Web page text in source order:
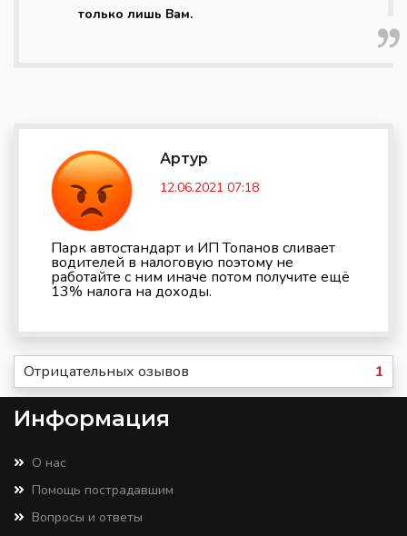
только лишь Вам.
Артур
12.06.2021 07:18
Парк автостандарт и ИП Топанов сливает
водителей в налоговую поэтому не
работайте с ним иначе потом получите ещё
13% налога на доходы.
Отрицательных озывов 1
Информация
О нас
Помощь пострадавшим
Вопросы и ответы